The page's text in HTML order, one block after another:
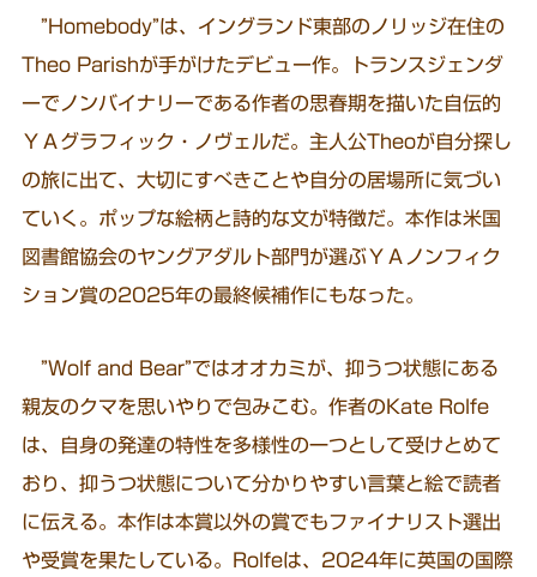
”Homebody”は、イングランド東部のノリッジ在住の
Theo Parishが手がけたデビュー作。トランスジェンダ
ーでノンバイナリーである作者の思春期を描いた自伝的
ＹＡグラフィック・ノヴェルだ。主人公Theoが自分探し
の旅に出て、大切にすべきことや自分の居場所に気づい
ていく。ポップな絵柄と詩的な文が特徴だ。本作は米国
図書館協会のヤングアダルト部門が選ぶＹＡノンフィク
ション賞の2025年の最終候補作にもなった。
”Wolf and Bear”ではオオカミが、抑うつ状態にある
親友のクマを思いやりで包みこむ。作者のKate Rolfe
は、自身の発達の特性を多様性の一つとして受けとめて
おり、抑うつ状態について分かりやすい言葉と絵で読者
に伝える。本作は本賞以外の賞でもファイナリスト選出
や受賞を果たしている。Rolfeは、2024年に英国の国際